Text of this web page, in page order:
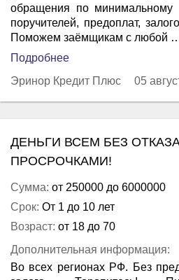
обращения по минимальному
поручителей, предоплат,
Поможем заёмщикам с любой
Подробнее
Эринор Кредит Плюс
05
ДЕНЬГИ ВСЕМ БЕЗ
ПРОСРОЧКАМИ!
Сумма: от 250000 до 6000000
Срок: От 1 до 10 лет
Возраст: от 18 до 70
Дополнительная информация:
Во всех регионах РФ. Без